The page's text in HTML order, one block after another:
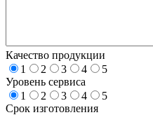
Качество продукции
1
2 3 4
5
Уровень сервиса
1
2 3 4
5
Срок изготовления